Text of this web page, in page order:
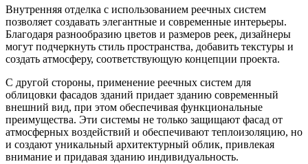
Внутренняя отделка с использованием реечных систем
позволяет создавать элегантные и современные интерьеры.
Благодаря разнообразию цветов и размеров реек, дизайнеры
могут подчеркнуть стиль пространства, добавить текстуры и
создать атмосферу, соответствующую концепции проекта.
С другой стороны, применение реечных систем для
облицовки фасадов зданий придает зданию современный
внешний вид, при этом обеспечивая функциональные
преимущества. Эти системы не только защищают фасад от
атмосферных воздействий и обеспечивают теплоизоляцию, но
и создают уникальный архитектурный облик, привлекая
внимание и придавая зданию индивидуальность.